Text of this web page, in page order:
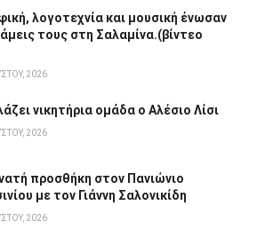
λογοτεχνία και μουσική ένωσαν
τους στη Σαλαμίνα.(βίντεο
2026
νικητήρια ομάδα ο Αλέσιο Λίσι
2026
προσθήκη στον Πανιώνιο
με τον Γιάννη Σαλονικίδη
2026